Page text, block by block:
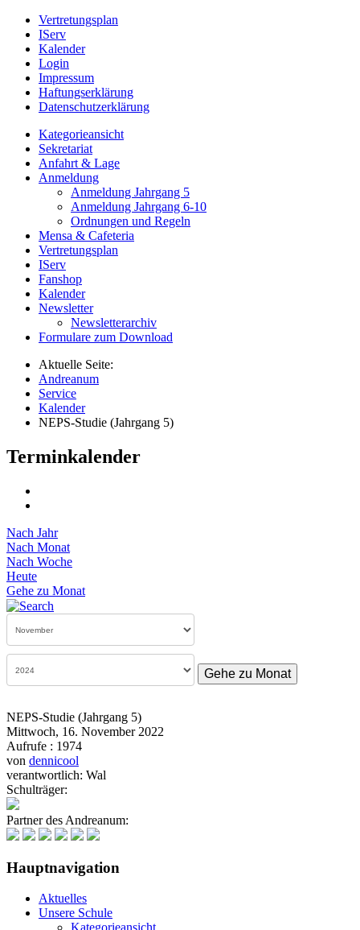
Vertretungsplan
IServ
Kalender
Login
Impressum
Haftungserklärung
Datenschutzerklärung
Kategorieansicht
Sekretariat
Anfahrt & Lage
Anmeldung
Anmeldung Jahrgang 5
Anmeldung Jahrgang 6-10
Ordnungen und Regeln
Mensa & Cafeteria
Vertretungsplan
IServ
Fanshop
Kalender
Newsletter
Newsletterarchiv
Formulare zum Download
Aktuelle Seite:
Andreanum
Service
Kalender
NEPS-Studie (Jahrgang 5)
Terminkalender
Nach Jahr
Nach Monat
Nach Woche
Heute
Gehe zu Monat
Gehe zu Monat
NEPS-Studie (Jahrgang 5)
Mittwoch, 16. November 2022
Aufrufe : 1974
von dennicool
verantwortlich: Wal
Schulträger:
Partner des Andreanum:
Hauptnavigation
Aktuelles
Unsere Schule